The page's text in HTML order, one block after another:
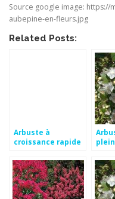
Source google image:
aubepine-en-fleurs.jpg
Related Posts:
Arbuste à
croissance rapide